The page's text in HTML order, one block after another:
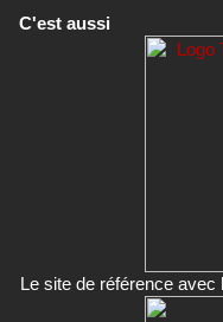
C'est aussi
Le site de référence